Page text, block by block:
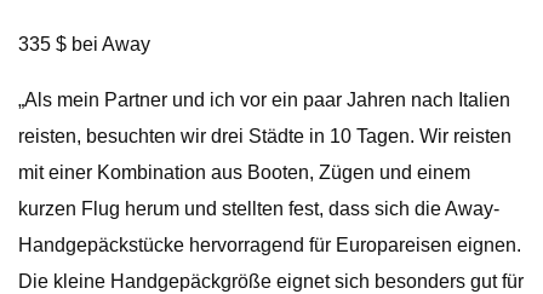
335 $ bei Away
„Als mein Partner und ich vor ein paar Jahren nach Italien
reisten, besuchten wir drei Städte in 10 Tagen. Wir reisten
mit einer Kombination aus Booten, Zügen und einem
kurzen Flug herum und stellten fest, dass sich die Away-
Handgepäckstücke hervorragend für Europareisen eignen.
Die kleine Handgepäckgröße eignet sich besonders gut für